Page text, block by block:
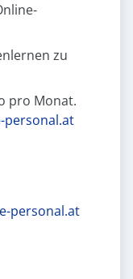
zu
pro Monat.
personal.at
personal.at